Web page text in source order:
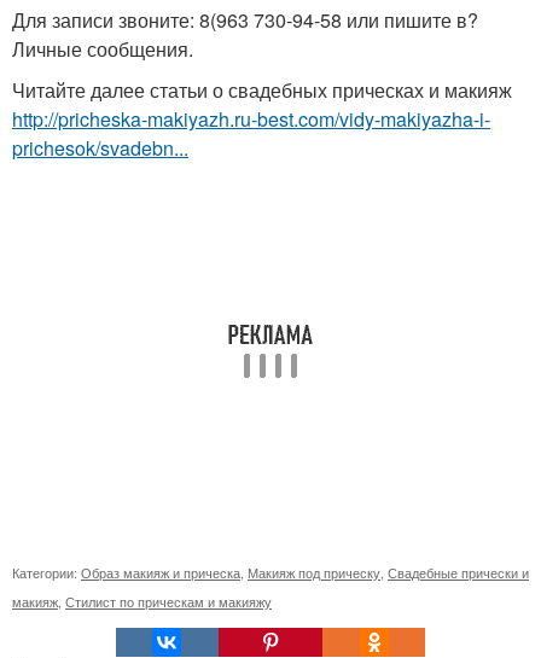
Для записи звоните: 8(963 730-94-58 или пишите в?
Личные сообщения.
Читайте далее статьи о свадебных прическах и макияж
http://pricheska-makiyazh.ru-best.com/vidy-makiyazha-i-
prichesok/svadebn...
Категории: Образ макияж и прическа, Макияж под прическу, Свадебные прически и
макияж, Стилист по прическам и макияжу